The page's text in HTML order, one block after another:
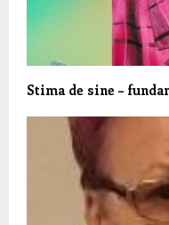
Stima de sine –